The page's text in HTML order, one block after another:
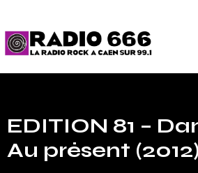
EDITION 81 –
Au présent (2012)